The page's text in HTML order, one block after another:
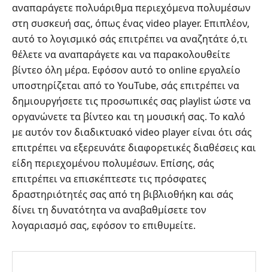
αναπαράγετε πολυάριθμα περιεχόμενα πολυμέσων
στη συσκευή σας, όπως ένας video player. Επιπλέον,
αυτό το λογισμικό σάς επιτρέπει να αναζητάτε ό,τι
θέλετε να αναπαράγετε και να παρακολουθείτε
βίντεο όλη μέρα. Εφόσον αυτό το online εργαλείο
υποστηρίζεται από το YouTube, σάς επιτρέπει να
δημιουργήσετε τις προσωπικές σας playlist ώστε να
οργανώνετε τα βίντεο και τη μουσική σας. Το καλό
με αυτόν τον διαδικτυακό video player είναι ότι σάς
επιτρέπει να εξερευνάτε διαφορετικές διαθέσεις και
είδη περιεχομένου πολυμέσων. Επίσης, σάς
επιτρέπει να επισκέπτεστε τις πρόσφατες
δραστηριότητές σας από τη βιβλιοθήκη και σάς
δίνει τη δυνατότητα να αναβαθμίσετε τον
λογαριασμό σας, εφόσον το επιθυμείτε.